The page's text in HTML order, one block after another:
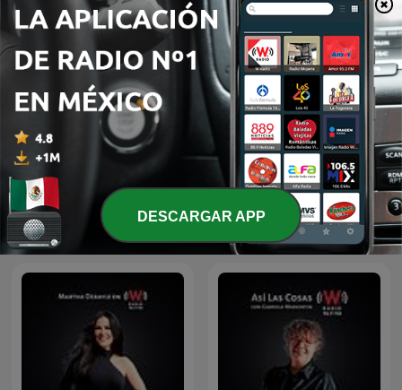
Un Libro Una Hora Audiolibros Por qué leer
DESCARGAR APP